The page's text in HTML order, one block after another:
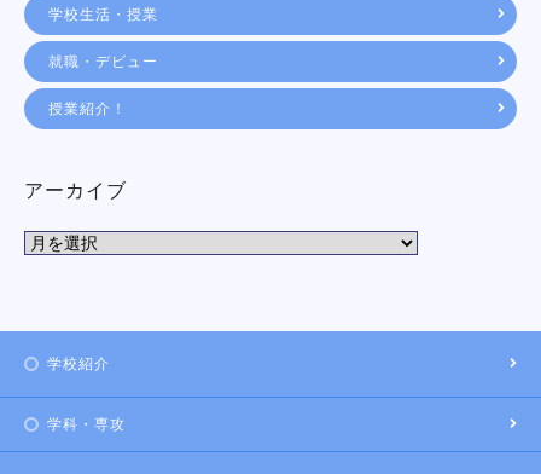
学校生活・授業
就職・デビュー
授業紹介！
アーカイブ
学校紹介
学科・専攻